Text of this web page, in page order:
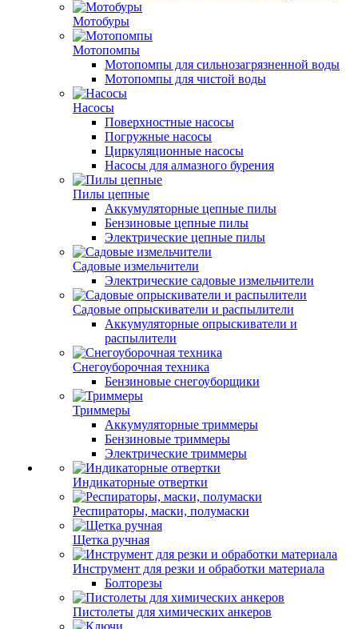
Мотобуры
Мотопомпы
Мотопомпы для сильнозагрязненной воды
Мотопомпы для чистой воды
Насосы
Поверхностные насосы
Погружные насосы
Циркуляционные насосы
Насосы для алмазного бурения
Пилы цепные
Аккумуляторные цепные пилы
Бензиновые цепные пилы
Электрические цепные пилы
Садовые измельчители
Электрические садовые измельчители
Садовые опрыскиватели и распылители
Аккумуляторные опрыскиватели и
распылители
Снегоуборочная техника
Бензиновые снегоуборщики
Триммеры
Аккумуляторные триммеры
Бензиновые триммеры
Электрические триммеры
Индикаторные отвертки
Респираторы, маски, полумаски
Щетка ручная
Инструмент для резки и обработки материала
Болторезы
Пистолеты для химических анкеров